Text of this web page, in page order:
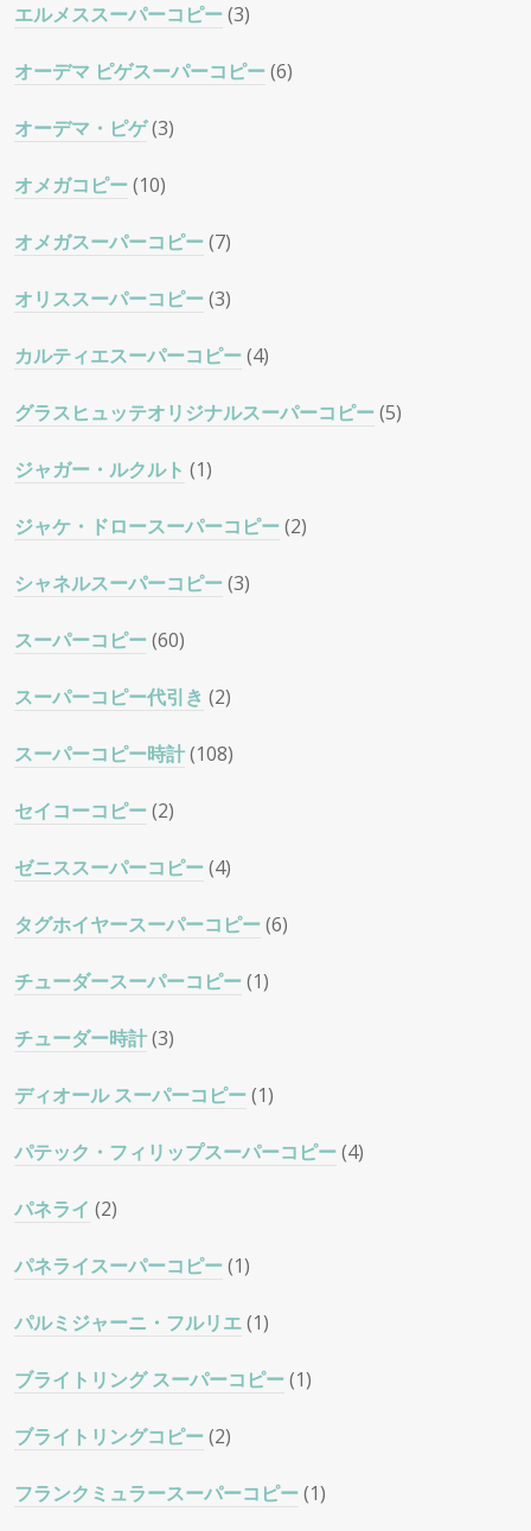
エルメススーパーコピー(3)
オーデマ ピゲスーパーコピー(6)
オーデマ・ピゲ(3)
オメガコピー(10)
オメガスーパーコピー(7)
オリススーパーコピー(3)
カルティエスーパーコピー(4)
グラスヒュッテオリジナルスーパーコピー(5)
ジャガー・ルクルト (1)
ジャケ・ドロースーパーコピー(2)
シャネルスーパーコピー(3)
スーパーコピー(60)
スーパーコピー代引き (2)
スーパーコピー時計(108)
セイコーコピー(2)
ゼニススーパーコピー(4)
タグホイヤースーパーコピー(6)
チューダースーパーコピー(1)
チューダー時計(3)
ディオール スーパーコピー(1)
パテック・フィリップスーパーコピー(4)
パネライ (2)
パネライスーパーコピー(1)
パルミジャーニ・フルリエ(1)
ブライトリング スーパーコピー(1)
ブライトリングコピー(2)
フランクミュラースーパーコピー(1)